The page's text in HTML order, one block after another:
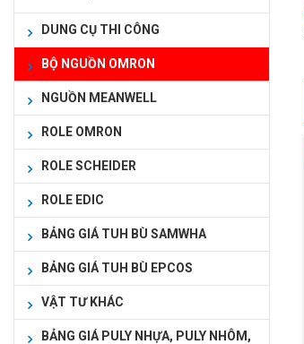
DUNG CỤ THI CÔNG
BỘ NGUỒN OMRON
NGUỒN MEANWELL
ROLE OMRON
ROLE SCHEIDER
ROLE EDIC
BẢNG GIÁ TUH BÙ SAMWHA
BẢNG GIÁ TUH BÙ EPCOS
VẬT TƯ KHÁC
BẢNG GIÁ PULY NHỰA, PULY NHÔM,